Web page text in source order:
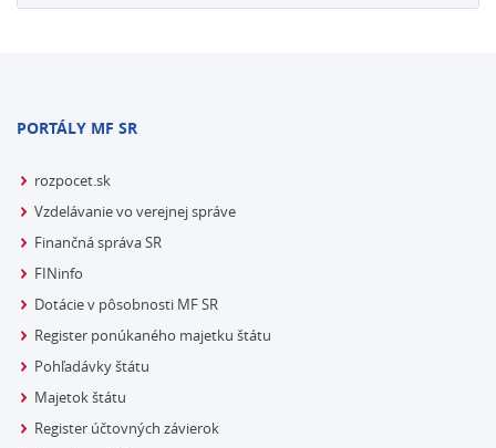
PORTÁLY MF SR
rozpocet.sk
Vzdelávanie vo verejnej správe
Finančná správa SR
FINinfo
Dotácie v pôsobnosti MF SR
Register ponúkaného majetku štátu
Pohľadávky štátu
Majetok štátu
Register účtovných závierok